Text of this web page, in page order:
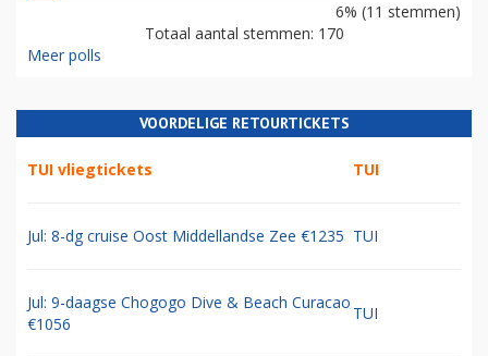
6% (11 stemmen)
Totaal aantal stemmen: 170
Meer polls
VOORDELIGE RETOURTICKETS
TUI vliegtickets TUI
Jul: 8-dg cruise Oost Middellandse Zee €1235 TUI
Jul: 9-daagse Chogogo Dive & Beach Curacao
€1056
TUI